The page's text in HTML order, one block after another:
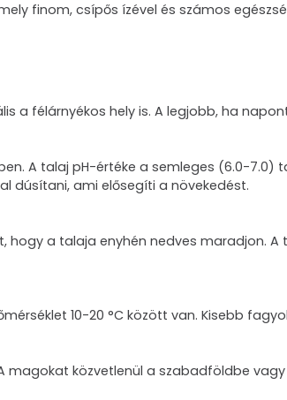
finom, csípős ízével és számos
a félárnyékos hely is. A legjobb, ha
A talaj pH-értéke a semleges (6.0-
dúsítani, ami elősegíti a növekedést.
a talaja enyhén nedves maradjon.
10-20 °C között van. Kisebb
közvetlenül a szabadföldbe